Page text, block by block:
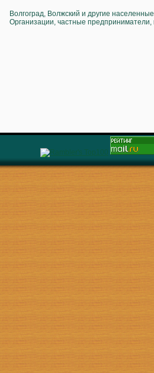
Волгоград, Волжский и другие
Организации, частные предприниматели,